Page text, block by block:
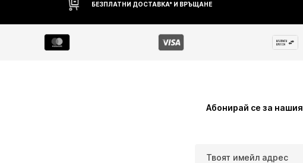
БЕЗПЛАТНИ ДОСТАВКА* И ВРЪЩАНЕ
Абонирай се за
Твоят имейл адрес